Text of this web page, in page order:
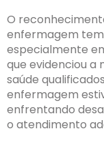
O
enfermagem
especialmente
que evidenciou a
saúde
enfermagem
enfrentando
o atendimento